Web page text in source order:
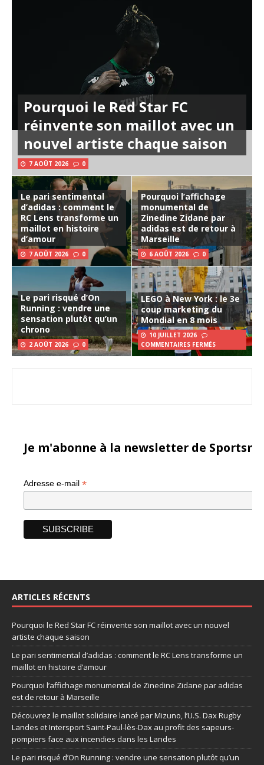
Pourquoi le Red Star FC
réinvente son maillot avec un
nouvel artiste chaque saison
7 AOÛT 2026 0
Le pari sentimental
d’adidas : comment le
RC Lens transforme un
maillot en histoire
d’amour
7 AOÛT 2026 0
Pourquoi l’affichage
monumental de
Zinedine Zidane par
adidas est de retour à
Marseille
6 AOÛT 2026 0
Le pari risqué d’On
Running : vendre une
sensation plutôt qu’un
chrono
2 AOÛT 2026 0
LEGO à New York : le 3e
coup marketing du
Mondial en 8 mois
10 JUILLET 2026
COMMENTAIRES FERMÉS
Je m'abonne à la newsletter de
Adresse e-mail *
ARTICLES RÉCENTS
Pourquoi le Red Star FC réinvente son maillot avec un nouvel
artiste chaque saison
Le pari sentimental d’adidas : comment le RC Lens transforme un
maillot en histoire d’amour
Pourquoi l’affichage monumental de Zinedine Zidane par adidas
est de retour à Marseille
Découvrez le maillot solidaire lancé par Mizuno, l’U.S. Dax Rugby
Landes et Intersport Saint-Paul-lès-Dax au profit des sapeurs-
pompiers face aux incendies dans les Landes
Le pari risqué d’On Running : vendre une sensation plutôt qu’un